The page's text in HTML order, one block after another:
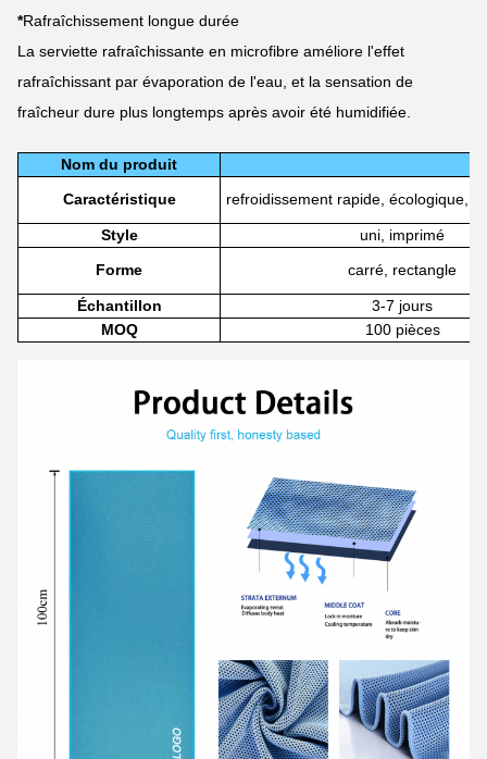
*Rafraîchissement longue durée
La serviette rafraîchissante en microfibre améliore l'effet
rafraîchissant par évaporation de l'eau, et la sensation de
fraîcheur dure plus longtemps après avoir été humidifiée.
Nom du produit
Caractéristique
refroidissement rapide, écologique,
Style
uni, imprimé
Forme
carré, rectangle
Échantillon
3-7 jours
MOQ
100 pièces